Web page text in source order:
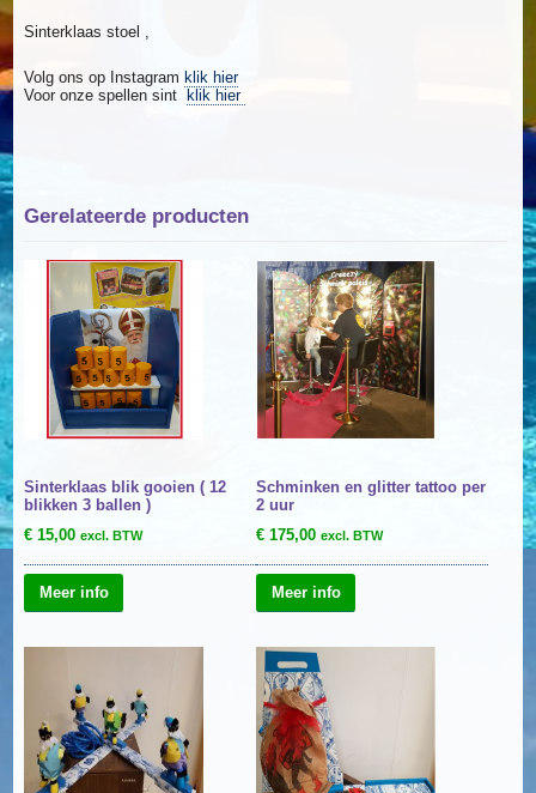
Sinterklaas stoel ,
Volg ons op Instagram klik hier
Voor onze spellen sint
klik hier
Gerelateerde producten
Sinterklaas blik gooien ( 12
blikken 3 ballen )
€15,00 excl. BTW
Meer info
Schminken en glitter tattoo per
2 uur
€175,00 excl. BTW
Meer info